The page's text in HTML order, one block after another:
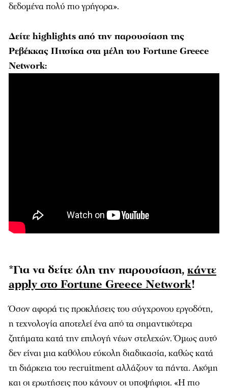
δεδομένα πολύ πιο γρήγορα».
Δείτε highlights από την παρουσίαση της
Ρεβέκκας Πιτσίκα στα μέλη του Fortune Greece
Network:
*Για να δείτε όλη την παρουσίαση, κάντε
apply στο Fortune Greece Network!
Όσον αφορά τις προκλήσεις του σύγχρονου εργοδότη,
η τεχνολογία αποτελεί ένα από τα σημαντικότερα
ζητήματα κατά την επιλογή νέων στελεχών. Όμως αυτό
δεν είναι μια καθόλου εύκολη διαδικασία, καθώς κατά
τη διάρκεια του recruitment αλλάζουν τα πάντα. Ακόμη
και οι ερωτήσεις που κάνουν οι υποψήφιοι. «Η πιο